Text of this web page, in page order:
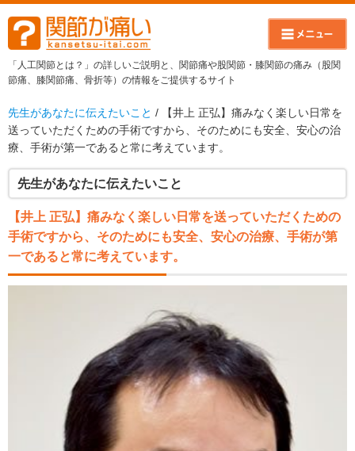
「人工関節とは？」の詳しいご説明と、関節痛や股関節・膝関節の痛み（股関
節痛、膝関節痛、骨折等）の情報をご提供するサイト
先生があなたに伝えたいこと / 【井上 正弘】痛みなく楽しい日常を
送っていただくための手術ですから、そのためにも安全、安心の治
療、手術が第一であると常に考えています。
先生があなたに伝えたいこと
【井上 正弘】痛みなく楽しい日常を送っていただくための
手術ですから、そのためにも安全、安心の治療、手術が第
一であると常に考えています。